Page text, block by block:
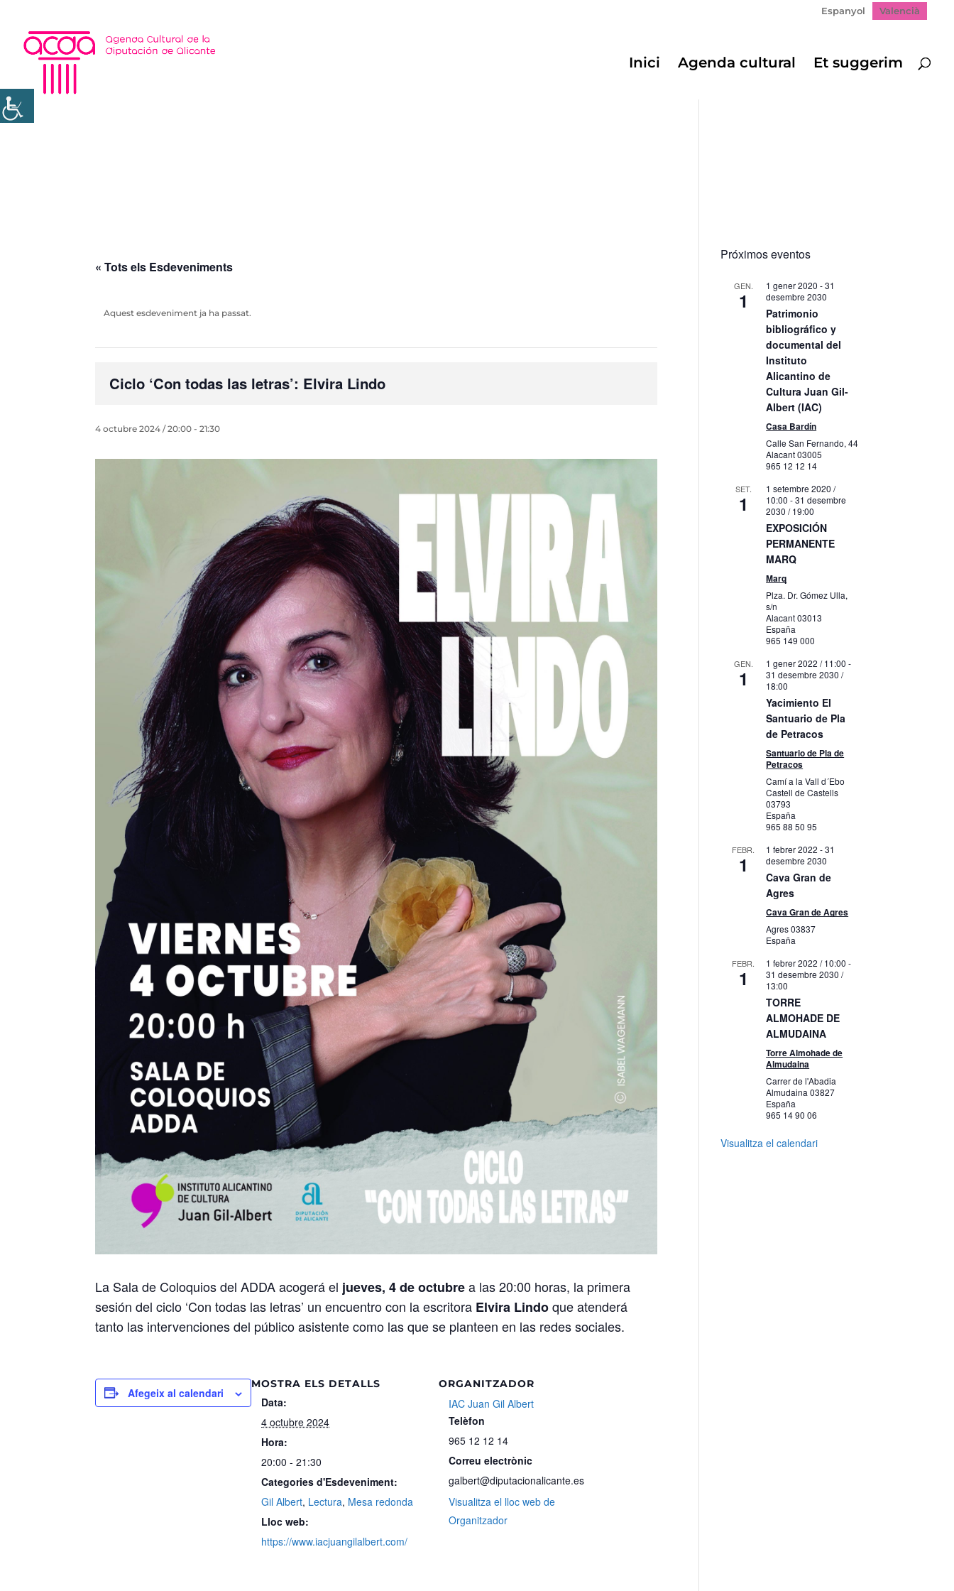
Espanyol Valencià
Inici Agenda cultural Et suggerim
« Tots els Esdeveniments
Aquest esdeveniment ja ha passat.
Ciclo ‘Con todas las letras’: Elvira Lindo
4 octubre 2024 / 20:00 -21:30
La Sala de Coloquios del ADDA acogerá el jueves, 4 de octubrea las 20:00 horas, la primera
sesión del ciclo ‘Con todas las letras’ un encuentro con la escritora Elvira Lindoque atenderá
tanto las intervenciones del público asistente como las que se planteen en las redes sociales.
Afegeix al calendari
MOSTRA ELS DETALLS
Data:
4 octubre 2024
Hora:
20:00 - 21:30
Categories d'Esdeveniment:
Gil Albert, Lectura, Mesa redonda
Lloc web:
https://www.iacjuangilalbert.com/
ORGANITZADOR
IAC Juan Gil Albert
Telèfon
965 12 12 14
Correu electrònic
galbert@diputacionalicante.es
Visualitza el lloc web de
Organitzador
Próximos eventos
GEN.
1
1 gener 2020 -31
desembre 2030
Patrimonio
bibliográfico y
documental del
Instituto
Alicantino de
Cultura Juan Gil-
Albert (IAC)
Casa Bardín
Calle San Fernando, 44
Alacant03005
965 12 12 14
SET.
1
1 setembre 2020 /
10:00 -31 desembre
2030 / 19:00
EXPOSICIÓN
PERMANENTE
MARQ
Marq
Plza. Dr. Gómez Ulla,
s/n
Alacant03013
España
965 149 000
GEN.
1
1 gener 2022 / 11:00 -
31 desembre 2030 /
18:00
Yacimiento El
Santuario de Pla
de Petracos
Santuario de Pla de
Petracos
Camí a la Vall d´Ebo
Castell de Castells
03793
España
965 88 50 95
FEBR.
1
1 febrer 2022 -31
desembre 2030
Cava Gran de
Agres
Cava Gran de Agres
Agres03837
España
FEBR.
1
1 febrer 2022 / 10:00 -
31 desembre 2030 /
13:00
TORRE
ALMOHADE DE
ALMUDAINA
Torre Almohade de
Almudaina
Carrer de l'Abadia
Almudaina03827
España
965 14 90 06
Visualitza el calendari